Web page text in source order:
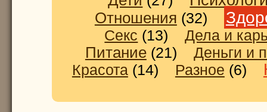
Отношения (32)
Секс (13) Дела и
Питание(21) Деньги и
Красота (14) Разное (6)